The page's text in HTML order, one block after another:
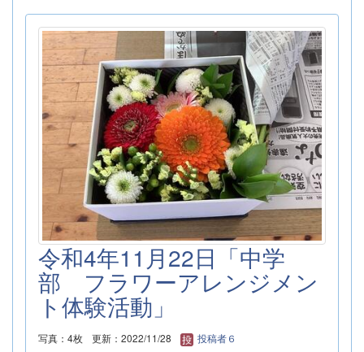
令和4年11月22日「中学
部 フラワーアレンジメン
ト体験活動」
写真：4枚 更新：2022/11/28 投稿者６